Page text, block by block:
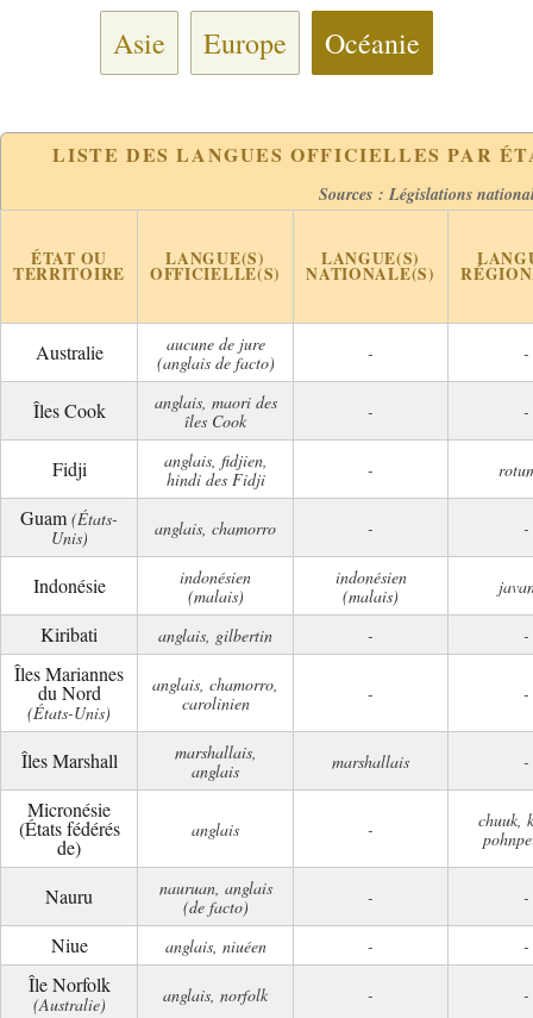
Asie Europe Océanie
LISTE DES LANGUES OFFICIELLES PAR
Sources : Législations
ÉTAT OU
TERRITOIRE
LANGUE(S)
OFFICIELLE(S)
LANGUE(S)
NATIONALE(S)
Australie
aucune de jure
(anglais de facto)
- -
Îles Cook
anglais, maori des
îles Cook
- -
Fidji
anglais, fidjien,
hindi des Fidji
-
Guam (États-
Unis)
anglais, chamorro - -
Indonésie
indonésien
(malais)
indonésien
(malais)
Kiribati anglais, gilbertin - -
Îles Mariannes
du Nord
(États-Unis)
anglais, chamorro,
carolinien
- -
Îles Marshall
marshallais,
anglais
marshallais -
Micronésie
(États fédérés
de)
anglais -
chuuk,
Nauru
nauruan, anglais
(de facto)
- -
Niue anglais, niuéen - -
Île Norfolk
(Australie) anglais, norfolk - -